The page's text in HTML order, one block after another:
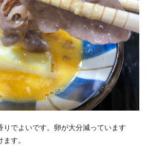
りでよいです。卵が大分減っています
す。